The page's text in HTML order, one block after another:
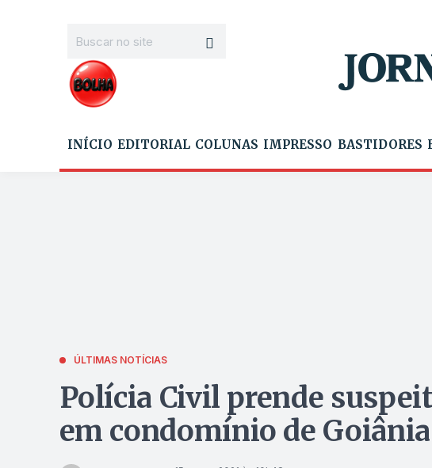
INÍCIO EDITORIAL COLUNAS IMPRESSO BASTIDORES
ÚLTIMAS NOTÍCIAS
Polícia Civil prende
em condomínio de Goiânia